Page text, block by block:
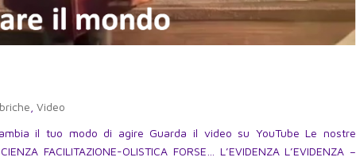
,Video
il tuo modo di agire Guarda il video su YouTube Le nostre
FACILITAZIONE-OLISTICA FORSE… L’EVIDENZA L’EVIDENZA –